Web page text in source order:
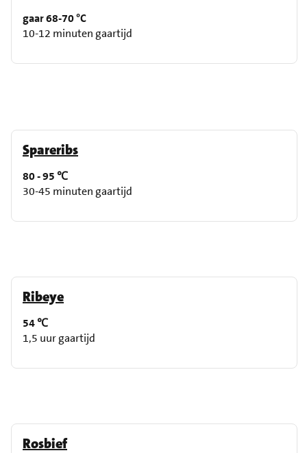
gaar 68-70 °C
10-12 minuten gaartijd
Spareribs
80 - 95 ℃
30-45 minuten gaartijd
Ribeye
54 ℃
1,5 uur gaartijd
Rosbief